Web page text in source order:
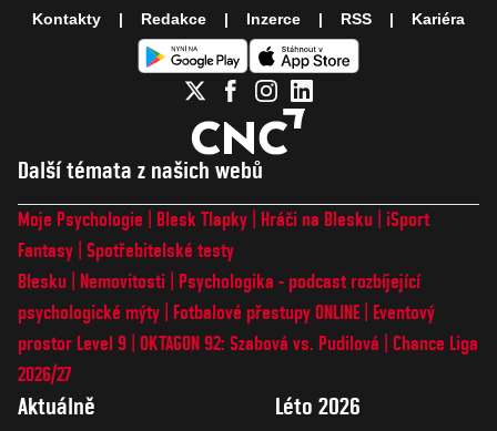
Další témata z našich webů
Moje Psychologie Blesk Tlapky Hráči na Blesku
iSport
Fantasy Spotřebitelské testy
Blesku
Nemovitosti
Psychologika - podcast rozbíjející
psychologické mýty
Fotbalové přestupy ONLINE
Eventový
prostor Level 9 OKTAGON 92: Szabová vs. Pudilová
Chance Liga
2026/27
Aktuálně Léto 2026
Kontakty Redakce Inzerce RSS Kariéra